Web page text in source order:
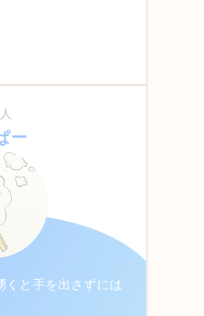
ー
くと手を出さずには